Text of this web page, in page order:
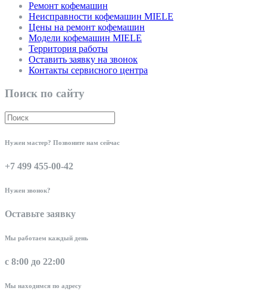
Ремонт кофемашин
Неисправности кофемашин MIELE
Цены на ремонт кофемашин
Модели кофемашин MIELE
Территория работы
Оставить заявку на звонок
Контакты сервисного центра
Поиск по сайту
Нужен мастер? Позвоните нам сейчас
+7 499 455-00-42
Нужен звонок?
Оставьте заявку
Мы работаем каждый день
с 8:00 до 22:00
Мы находимся по адресу